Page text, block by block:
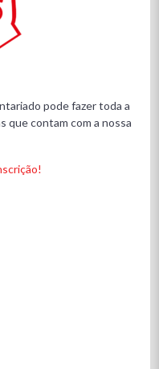
pode fazer toda a
que contam com a nossa